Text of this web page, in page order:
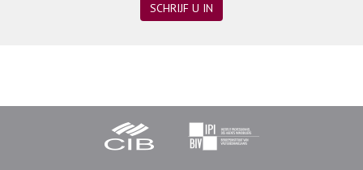
SCHRIJF U IN